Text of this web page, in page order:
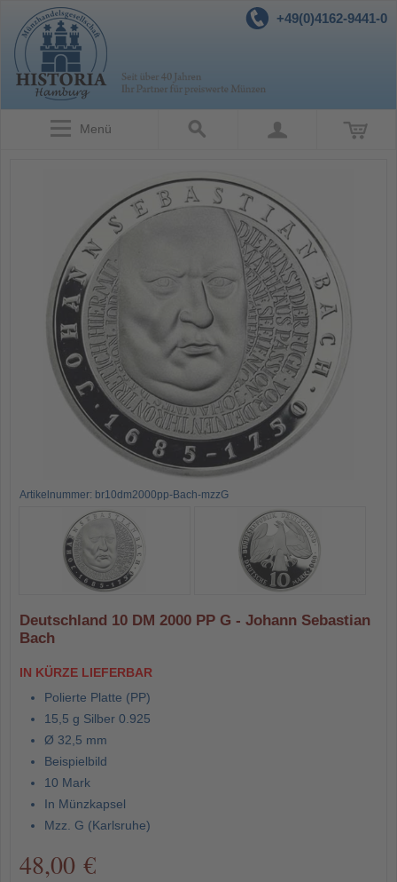
+49(0)4162-9441-0
Menü
Artikelnummer: br10dm2000pp-Bach-mzzG
Deutschland 10 DM 2000 PP G - Johann Sebastian
Bach
IN KÜRZE LIEFERBAR
Polierte Platte (PP)
15,5 g Silber 0.925
Ø 32,5 mm
Beispielbild
10 Mark
In Münzkapsel
Mzz. G (Karlsruhe)
48,00 €